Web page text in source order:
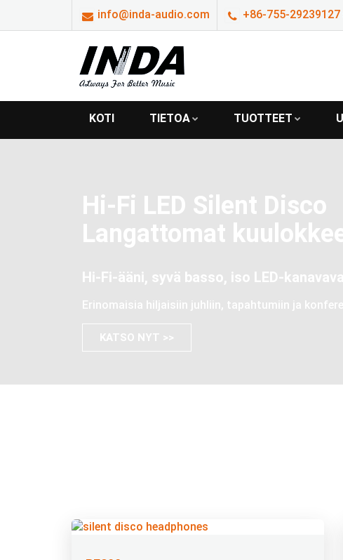
info@inda-audio.com +86-755-
KOTI TIETOA TUOTTEET
Hi-Fi LED Silent Disco
Langattomat
Hi-Fi-ääni, syvä basso, iso LED-
Erinomaisia hiljaisiin juhliin, tapahtumiin ja
KATSO NYT >>